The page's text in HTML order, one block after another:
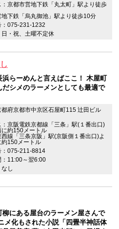
：京都市営地下鉄「丸太町」駅より徒歩
地下鉄「烏丸御池」駅より徒歩10分
：075-231-1232
・祝、土曜不定休
浜らーめんと言えばここ！ 木屋町
だシメのラーメンとしても最適で
都府京都市中京区石屋町115 辻田ビル
：京阪電鉄京都線「三条」駅(１番出口)
に約150メートル
線「三条京阪」駅(京阪側１番出口)よ
約150メートル
：075-211-8814
：11:00～翌6:00
し
柳にある屋台のラーメン屋さんで
メ化もされた小説「四畳半神話体